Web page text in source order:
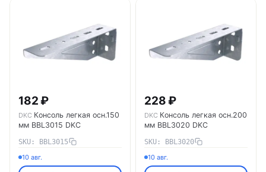
182 ₽
DKC Консоль легкая осн.150
мм BBL3015 DKC
SKU: BBL3015
10 авг.
228 ₽
DKC Консоль легкая осн.200
мм BBL3020 DKC
SKU: BBL3020
10 авг.